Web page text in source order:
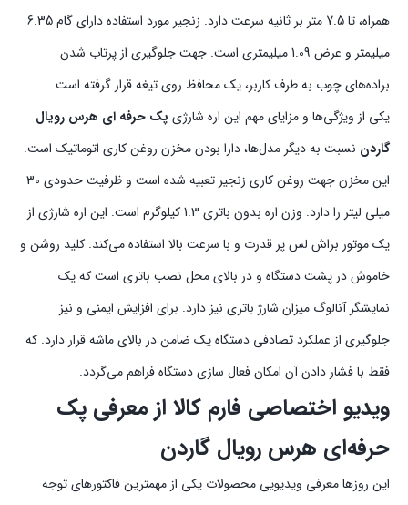
همراه، تا 7.5 متر بر ثانیه سرعت دارد. زنجیر مورد استفاده دارای گام 6.35
میلیمتر و عرض 1.09 میلیمتری است. جهت جلوگیری از پرتاب شدن
براده‌های چوب به طرف کاربر،‌ یک محافظ روی تیغه قرار گرفته است.
یکی از ویژگی‌ها و مزایای مهم این اره شارژی پک حرفه ای هرس رویال
گاردن نسبت به دیگر مدل‌ها، دارا بودن مخزن روغن کاری اتوماتیک است.
این مخزن جهت روغن کاری زنجیر تعبیه شده است و ظرفیت حدودی 30
میلی لیتر را دارد. وزن اره بدون باتری 1.3 کیلوگرم است. این اره شارژی از
یک موتور براش لس پر قدرت و با سرعت بالا استفاده می‌کند. کلید روشن و
خاموش در پشت دستگاه و در بالای محل نصب باتری است که یک
نمایشگر آنالوگ میزان شارژ باتری نیز دارد. برای افزایش ایمنی و نیز
جلوگیری از عملکرد تصادفی دستگاه یک ضامن در بالای ماشه قرار دارد. که
فقط با فشار دادن آن امکان فعال سازی دستگاه فراهم می‌گردد.
ویدیو اختصاصی فارم کالا از معرفی پک
حرفه‌ای هرس رویال گاردن
این روزها معرفی ویدیویی محصولات یکی از مهمترین فاکتورهای توجه